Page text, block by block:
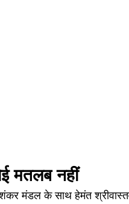
मतलब नहीं
मंडल के साथ हेमंत